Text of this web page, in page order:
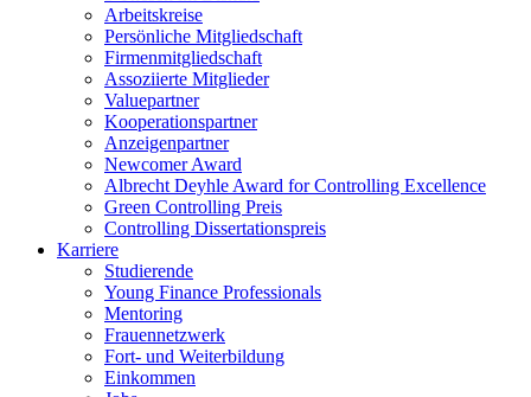
Arbeitskreise
Persönliche Mitgliedschaft
Firmenmitgliedschaft
Assoziierte Mitglieder
Valuepartner
Kooperationspartner
Anzeigenpartner
Newcomer Award
Albrecht Deyhle Award for Controlling Excellence
Green Controlling Preis
Controlling Dissertationspreis
Karriere
Studierende
Young Finance Professionals
Mentoring
Frauennetzwerk
Fort- und Weiterbildung
Einkommen